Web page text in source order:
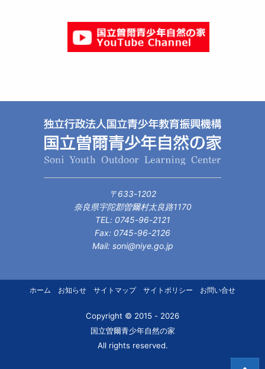
〒633-1202
奈良県宇陀郡曽爾村太良路1170
TEL: 0745-96-2121
Fax: 0745-96-2126
Mail: soni@niye.go.jp
ホーム お知らせ サイトマップ サイトポリシー お問い合せ
Copyright © 2015 - 2026
国立曽爾青少年自然の家
All rights reserved.